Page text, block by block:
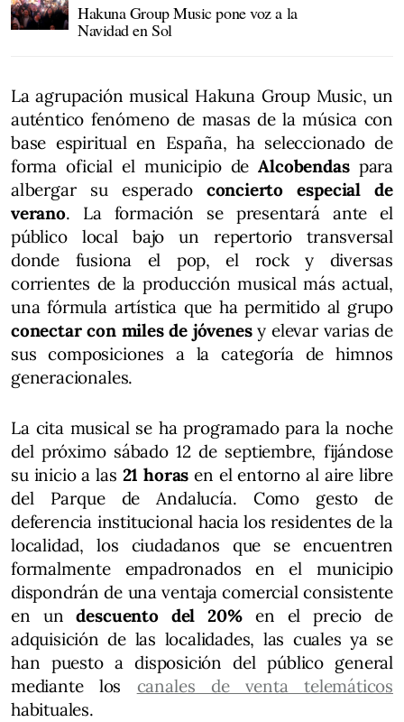
Hakuna Group Music pone voz a la
Navidad en Sol
La agrupación musical Hakuna Group Music, un
auténtico fenómeno de masas de la música con
base espiritual en España, ha seleccionado de
forma oficial el municipio deAlcobendas para
albergar su esperado concierto especial de
verano. La formación se presentará ante el
público local bajo un repertorio transversal
donde fusiona el pop, el rock y diversas
corrientes de la producción musical más actual,
una fórmula artística que ha permitido al grupo
conectar con miles de jóvenesy elevar varias de
sus composiciones a la categoría de himnos
generacionales.
La cita musical se ha programado para la noche
del próximo sábado 12 de septiembre, fijándose
su inicio a las 21 horasen el entorno al aire libre
del Parque de Andalucía. Como gesto de
deferencia institucional hacia los residentes de la
localidad, los ciudadanos que se encuentren
formalmente empadronados en el municipio
dispondrán de una ventaja comercial consistente
en undescuento del 20%en el precio de
adquisición de las localidades, las cuales ya se
han puesto a disposición del público general
mediante los canales de venta telemáticos
habituales.